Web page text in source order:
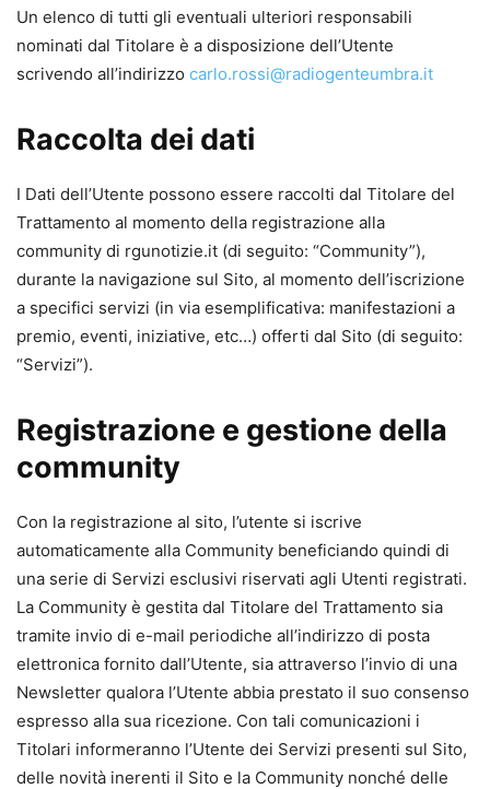
Un elenco di tutti gli eventuali ulteriori responsabili
nominati dal Titolare è a disposizione dell’Utente
scrivendo all’indirizzo carlo.rossi@radiogenteumbra.it
Raccolta dei dati
I Dati dell’Utente possono essere raccolti dal Titolare del
Trattamento al momento della registrazione alla
community di rgunotizie.it (di seguito: “Community”),
durante la navigazione sul Sito, al momento dell’iscrizione
a specifici servizi (in via esemplificativa: manifestazioni a
premio, eventi, iniziative, etc…) offerti dal Sito (di seguito:
“Servizi”).
Registrazione e gestione della
community
Con la registrazione al sito, l’utente si iscrive
automaticamente alla Community beneficiando quindi di
una serie di Servizi esclusivi riservati agli Utenti registrati.
La Community è gestita dal Titolare del Trattamento sia
tramite invio di e-mail periodiche all’indirizzo di posta
elettronica fornito dall’Utente, sia attraverso l’invio di una
Newsletter qualora l’Utente abbia prestato il suo consenso
espresso alla sua ricezione. Con tali comunicazioni i
Titolari informeranno l’Utente dei Servizi presenti sul Sito,
delle novità inerenti il Sito e la Community nonché delle